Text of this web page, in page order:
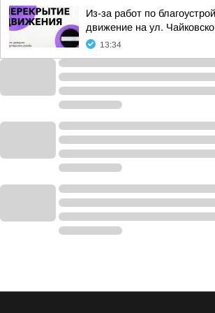
Из-за работ по
движение на ул.
13:34